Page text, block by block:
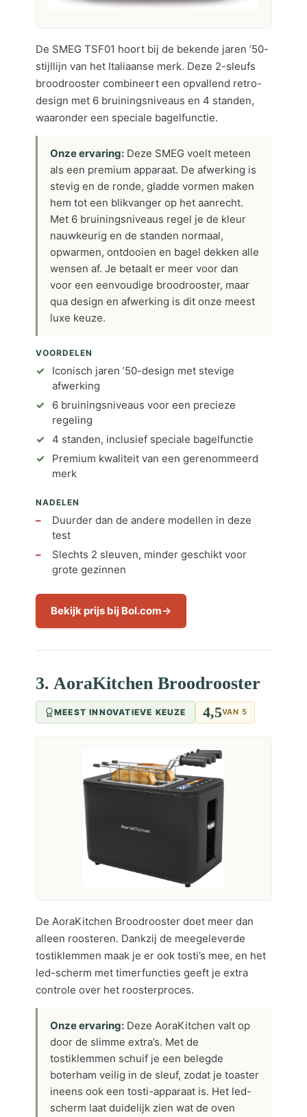
De SMEG TSF01 hoort bij de bekende jaren ’50-
stijllijn van het Italiaanse merk. Deze 2-sleufs
broodrooster combineert een opvallend retro-
design met 6 bruiningsniveaus en 4 standen,
waaronder een speciale bagelfunctie.
Onze ervaring: Deze SMEG voelt meteen
als een premium apparaat. De afwerking is
stevig en de ronde, gladde vormen maken
hem tot een blikvanger op het aanrecht.
Met 6 bruiningsniveaus regel je de kleur
nauwkeurig en de standen normaal,
opwarmen, ontdooien en bagel dekken alle
wensen af. Je betaalt er meer voor dan
voor een eenvoudige broodrooster, maar
qua design en afwerking is dit onze meest
luxe keuze.
VOORDELEN
Iconisch jaren ’50-design met stevige
afwerking
6 bruiningsniveaus voor een precieze
regeling
4 standen, inclusief speciale bagelfunctie
Premium kwaliteit van een gerenommeerd
merk
NADELEN
Duurder dan de andere modellen in deze
test
Slechts 2 sleuven, minder geschikt voor
grote gezinnen
Bekijk prijs bij Bol.com
3. AoraKitchen Broodrooster
MEEST INNOVATIEVE KEUZE 4,5VAN 5
De AoraKitchen Broodrooster doet meer dan
alleen roosteren. Dankzij de meegeleverde
tostiklemmen maak je er ook tosti’s mee, en het
led-scherm met timerfuncties geeft je extra
controle over het roosterproces.
Onze ervaring: Deze AoraKitchen valt op
door de slimme extra’s. Met de
tostiklemmen schuif je een belegde
boterham veilig in de sleuf, zodat je toaster
ineens ook een tosti-apparaat is. Het led-
scherm laat duidelijk zien wat de oven